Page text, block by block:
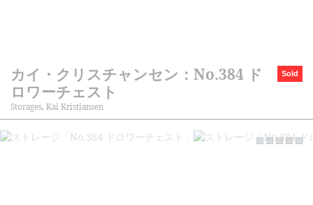
Sold
カイ・クリスチャンセン：No.384 ド
ロワーチェスト
Storages, Kai Kristiansen